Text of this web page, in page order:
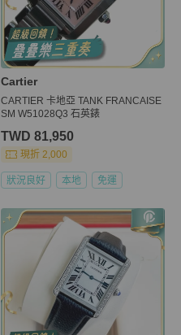
Cartier
CARTIER 卡地亞 TANK FRANCAISE
SM W51028Q3 石英錶
TWD 81,950
現折 2,000
狀況良好 本地 免運